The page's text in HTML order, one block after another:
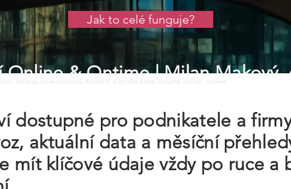
Jak to celé funguje?
Online & Ontime| Milan
bezpapirove uctnictvi, moderni digitalni firma, uctarna online, ontime
dostupné pro podnikatele a
aktuální data a měsíční
mít klíčové údaje vždy po ruce a